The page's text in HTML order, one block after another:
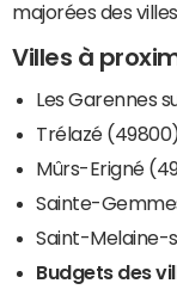
majorées des
Villes à
Les Garennes
Trélazé
Mûrs-Erigné
Sainte-
Saint-Melaine-
Budgets des